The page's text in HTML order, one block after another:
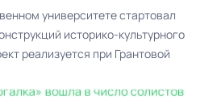
университете стартовал
историко-культурного
реализуется при Грантовой